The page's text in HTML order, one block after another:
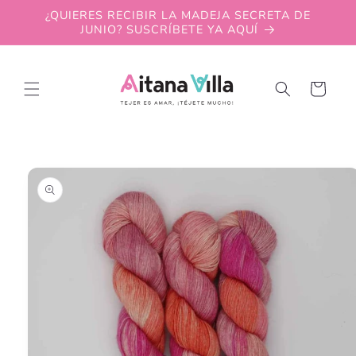
Skip to
content
¿QUIERES RECIBIR LA MADEJA SECRETA DE
JUNIO? SUSCRÍBETE YA AQUÍ
Cart
Skip to
product
information